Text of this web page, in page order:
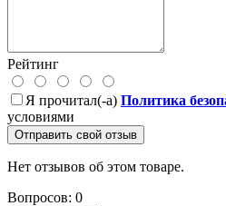
Рейтинг
Я прочитал(-а) Политика
условиями
Отправить свой отзыв
Нет отзывов об этом товаре.
Вопросов: 0